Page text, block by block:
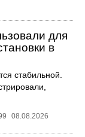
для
в
стабильной.
08.08.2026